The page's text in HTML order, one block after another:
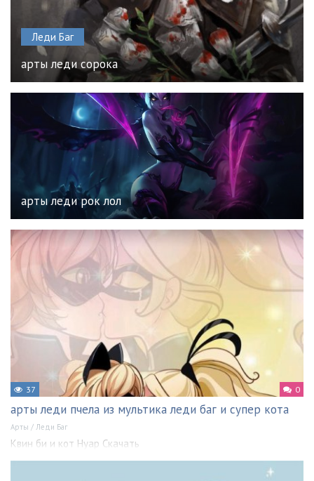
Леди Баг
арты леди сорока
арты леди рок лол
37 0
арты леди пчела из мультика леди баг и супер кота
Арты / Леди Баг
Квин би и кот Нуар Скачать